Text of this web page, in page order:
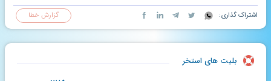
اشتراک گذاری: گزارش خطا
بلیت های استخر